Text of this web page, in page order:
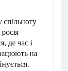
спільноту
де час і
на